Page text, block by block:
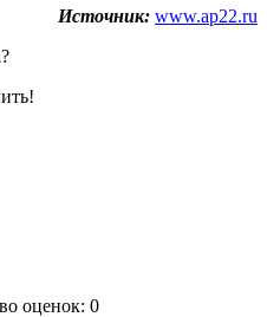
Источник: www.ap22.ru
оценок: 0